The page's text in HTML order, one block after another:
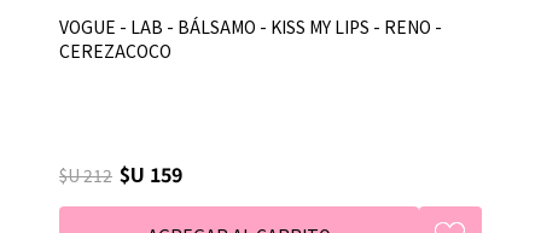
VOGUE - LAB - BÁLSAMO - KISS MY LIPS - RENO -
CEREZACOCO
$U 212 $U 159